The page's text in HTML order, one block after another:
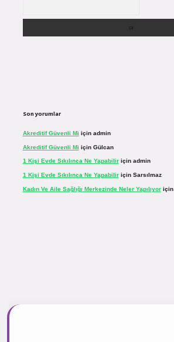
Son yorumlar
Akreditif Güvenli Mi için admin
Akreditif Güvenli Mi için Gülcan
1 Kişi Evde Sıkılınca Ne Yapabiliriçin admin
1 Kişi Evde Sıkılınca Ne Yapabiliriçin Sarsılmaz
Kadın Ve Aile Sağlığı Merkezinde Neler Yapılıyoriçin